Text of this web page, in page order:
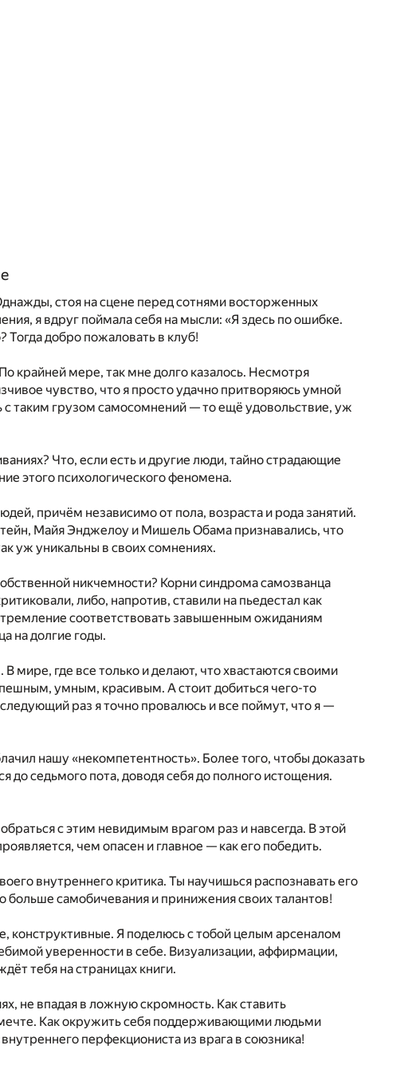
стоя на сцене перед сотнями восторженных
я вдруг поймала себя на мысли: «Я здесь по ошибке.
Тогда добро пожаловать в клуб!
крайней мере, так мне долго казалось. Несмотря
чувство, что я просто удачно притворяюсь умной
таким грузом самосомнений — то ещё удовольствие, уж
Что, если есть и другие люди, тайно страдающие
этого психологического феномена.
причём независимо от пола, возраста и рода занятий.
Майя Энджелоу и Мишель Обама признавались, что
уж уникальны в своих сомнениях.
никчемности? Корни синдрома самозванца
либо, напротив, ставили на пьедестал как
соответствовать завышенным ожиданиям
на долгие годы.
мире, где все только и делают, что хвастаются своими
умным, красивым. А стоит добиться чего-то
раз я точно провалюсь и все поймут, что я —
нашу «некомпетентность». Более того, чтобы доказать
седьмого пота, доводя себя до полного истощения.
с этим невидимым врагом раз и навсегда. В этой
чем опасен и главное — как его победить.
внутреннего критика. Ты научишься распознавать его
больше самобичевания и принижения своих талантов!
конструктивные. Я поделюсь с тобой целым арсеналом
уверенности в себе. Визуализации, аффирмации,
тебя на страницах книги.
не впадая в ложную скромность. Как ставить
Как окружить себя поддерживающими людьми
перфекциониста из врага в союзника!